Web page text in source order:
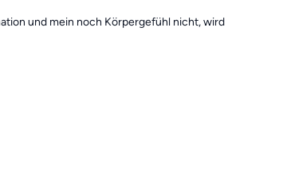
und mein noch Körpergefühl nicht, wird